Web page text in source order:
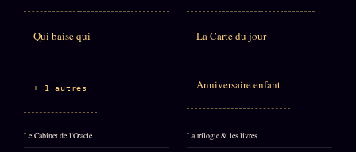
Qui baise qui
+ 1 autres
La Carte du jour
Anniversaire enfant
Le Cabinet de l'Oracle La trilogie & les livres